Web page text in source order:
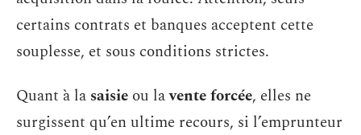
certains contrats et banques acceptent cette
souplesse, et sous conditions strictes.
Quant à la saisie ou lavente forcée, elles ne
surgissent qu’en ultime recours, si l’emprunteur